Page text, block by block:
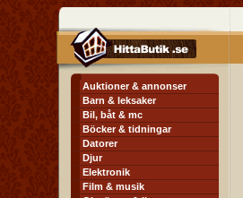
Auktioner & annonser
Barn & leksaker
Bil, båt & mc
Böcker & tidningar
Datorer
Djur
Elektronik
Film & musik